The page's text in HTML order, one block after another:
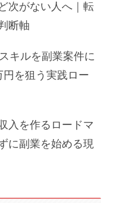
次がない人へ｜転
断軸
キルを副業案件に
を狙う実践ロー
入を作るロードマ
に副業を始める現